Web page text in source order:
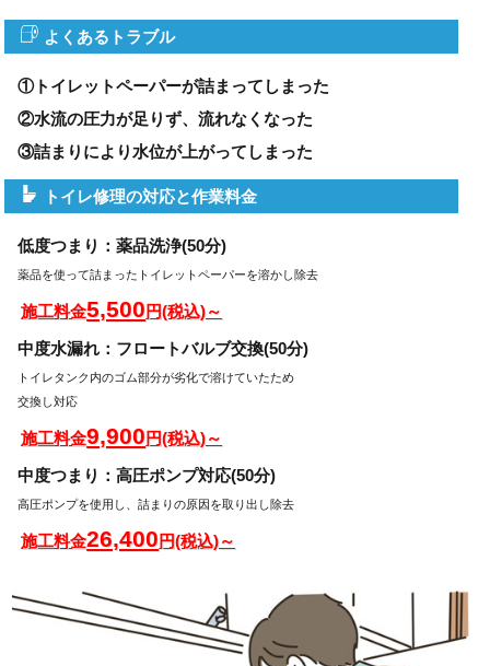
よくあるトラブル
①トイレットペーパーが詰まってしまった
②水流の圧力が足りず、流れなくなった
③詰まりにより水位が上がってしまった
トイレ修理の対応と作業料金
低度つまり：薬品洗浄(50分)
薬品を使って詰まったトイレットペーパーを溶かし除去
施工料金5,500円(税込)～
中度水漏れ：フロートバルブ交換(50分)
トイレタンク内のゴム部分が劣化で溶けていたため
交換し対応
施工料金9,900円(税込)～
中度つまり：高圧ポンプ対応(50分)
高圧ポンプを使用し、詰まりの原因を取り出し除去
施工料金26,400円(税込)～